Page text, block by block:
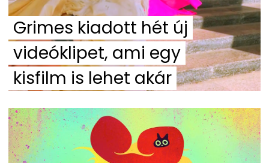
Grimes kiadott hét új
videóklipet, ami egy
kisfilm is lehet akár